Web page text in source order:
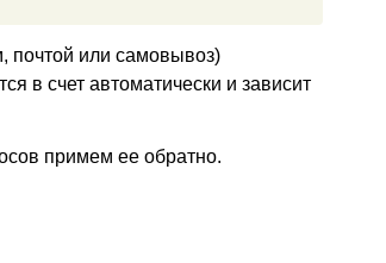
почтой или самовывоз)
в счет автоматически и зависит
примем ее обратно.